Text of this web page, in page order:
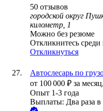
50 отзывов
городской округ
километр, 1
Можно без резюме
Откликнитесь
Откликнуться
Автослесарь по
от 100 000 ₽ за месяц,
Опыт 1-3 года
Выплаты: Два раза в